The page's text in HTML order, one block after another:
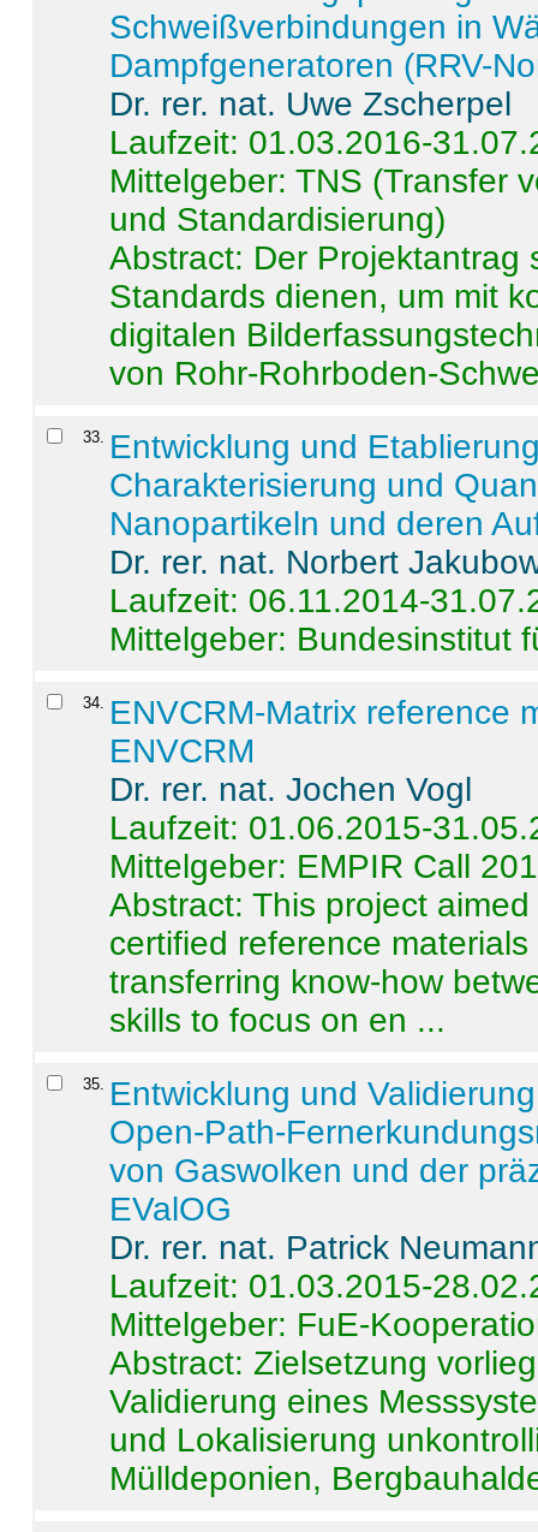
Schweißverbindungen in
Dampfgeneratoren (RRV-
Dr. rer. nat. Uwe Zscherpel
Laufzeit: 01.03.2016-
Mittelgeber: TNS (Transfer
und Standardisierung)
Abstract: Der Projektantrag
Standards dienen, um mit
digitalen
von Rohr-Rohrboden-
33. Entwicklung und
Charakterisierung und
Nanopartikeln und deren
Dr. rer. nat. Norbert
Laufzeit: 06.11.2014-
Mittelgeber: Bundesinstitut
34. ENVCRM-Matrix reference
ENVCRM
Dr. rer. nat. Jochen Vogl
Laufzeit: 01.06.2015-
Mittelgeber: EMPIR Call
Abstract:This project
certified reference
transferring know-how
skills to focus on en ...
35. Entwicklung und
Open-Path-
von Gaswolken und der
EValOG
Dr. rer. nat. Patrick
Laufzeit: 01.03.2015-
Mittelgeber: FuE-
Abstract:Zielsetzung
Validierung eines
und Lokalisierung
Mülldeponien,